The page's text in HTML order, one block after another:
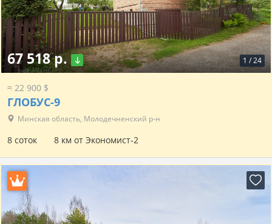
1 /24
67 518 р.
≈ 22 900 $
ГЛОБУС-9
Минская область, Молодечненский р-н
8 соток 8 км от Экономист-2